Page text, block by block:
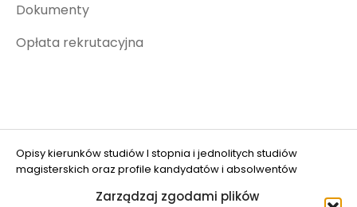
Zarządzaj zgodami plików
Dokumenty
Opłata rekrutacyjna
Opisy kierunków studiów I stopnia i jednolitych studiów
magisterskich oraz profile kandydatów i absolwentów
UWM w Olsztynie" (nr FERS.01.05-IP.08-0048/25